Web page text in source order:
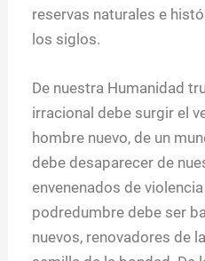
reservas naturales e
los siglos.
De nuestra Humanidad
irracional debe surgir el
hombre nuevo, de un
debe desaparecer de
envenenados de
podredumbre debe ser
nuevos, renovadores de